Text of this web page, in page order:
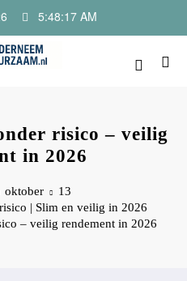
5:48:17 AM
risico – veilig
in 2026
oktober
13
| Slim en veilig in 2026
– veilig rendement in 2026